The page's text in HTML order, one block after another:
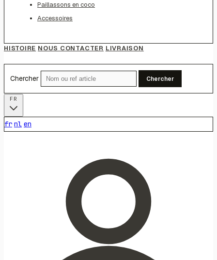
Paillassons en coco
Accessoires
HISTOIRE NOUS CONTACTER LIVRAISON
Chercher Chercher
fr nl en